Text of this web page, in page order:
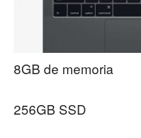
8GB de memoria
256GB SSD